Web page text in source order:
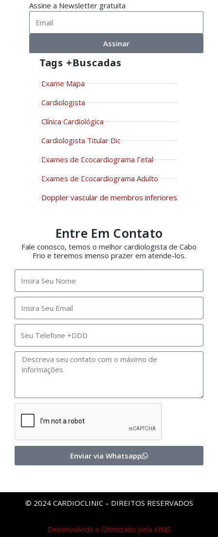
Assine a Newsletter gratuita
Assinar
Tags +buscadas
Exame Mapa
Cardiologista
Clínica Cardiológica
Cardiologista Titular Dic
Exames de Ecocardiograma Fetal
Exames de Ecocardiograma Adulto
Doppler vascular de membros inferiores
Entre Em Contato
Fale conosco, temos o melhor cardiologista de Cabo
Frio e teremos imenso prazer em atende-los.
Enviar via Whatsapp
© 2024 CARDIOCLINIC – DIREITOS RESERVADOS
Desenvolvido e Otimizado pela MMS